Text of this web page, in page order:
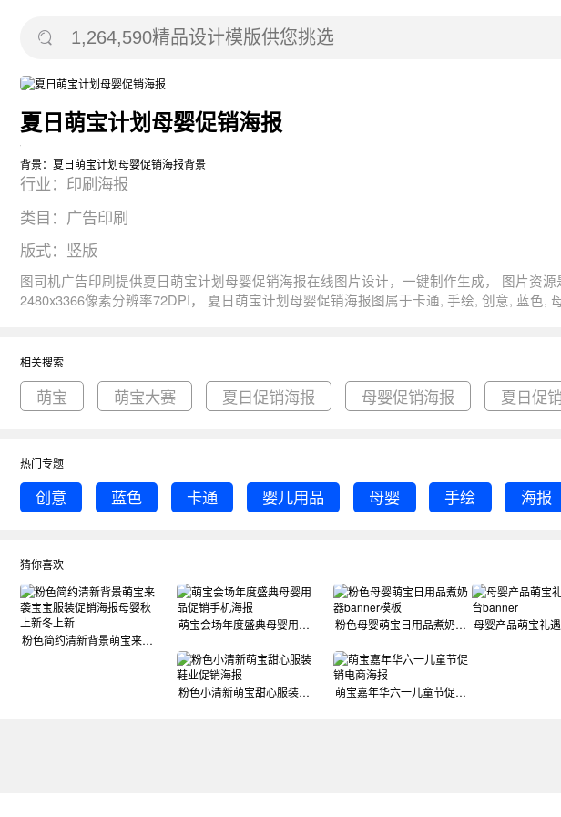
夏日萌宝计划母婴促销海报
背景：夏日萌宝计划母婴促销海报背景
行业：印刷海报
类目：广告印刷
版式：竖版
图司机广告印刷提供夏日萌宝计划母婴促销海报在线图片设计，一键制作生成， 图片资源是由165250于2020-06-01T12:02:48+08:00传的作品。 图片创意蓝色卡通婴儿用品母婴手绘海报尺寸
2480x3366像素分辨率72DPI， 夏日萌宝计划母婴促销海报图属于卡通, 手绘, 创意, 蓝色, 母婴主题。 主要用于印刷海报行业，为您推荐与夏日萌宝计划母婴促销海报相关的专题萌宝, 萌宝大赛, 夏
相关搜索
萌宝 萌宝大赛 夏日促销海报 母婴促销海报 夏日促销
热门专题
创意 蓝色 卡通 婴儿用品 母婴 手绘 海报
猜你喜欢
粉色简约清新背景萌宝来袭宝宝服装促销海报母婴秋上新冬上新
萌宝会场年度盛典母婴用品促销手机海报 粉色母婴萌宝日用品煮奶器banner模板
粉色小清新萌宝甜心服装鞋业促销海报 萌宝嘉年华六一儿童节促销电商海报